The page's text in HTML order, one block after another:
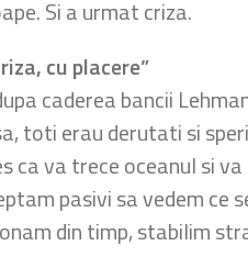
Si a urmat criza.
cu placere”
caderea bancii
toti erau derutati si
ca va trece oceanul si
pasivi sa vedem ce
din timp, stabilim